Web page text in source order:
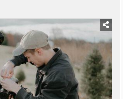
KOMMT
AM
DIENSTAG
MIT
EINER
SOMMER-
EDITION
ZURÜCK
AUF
PROSIEBEN